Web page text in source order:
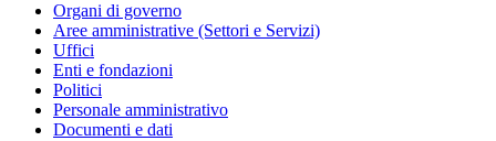
Organi di governo
Aree amministrative (Settori e Servizi)
Uffici
Enti e fondazioni
Politici
Personale amministrativo
Documenti e dati